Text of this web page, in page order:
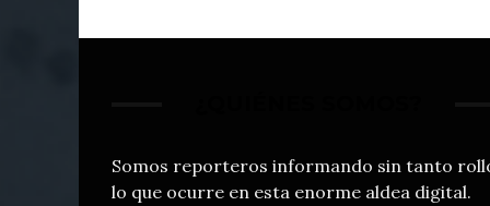
Somos reporteros informando sin tanto
lo que ocurre en esta enorme aldea digital.